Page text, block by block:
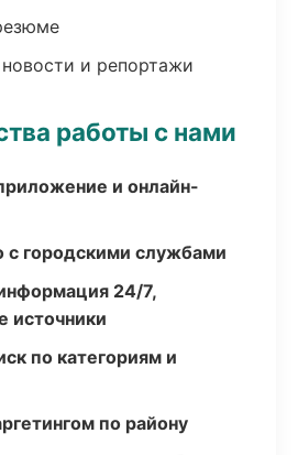
и репортажи
работы с нами
и онлайн-
с городскими службами
24/7,
источники
по категориям и
по району